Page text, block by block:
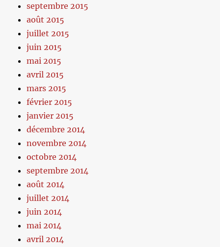
septembre 2015
août 2015
juillet 2015
juin 2015
mai 2015
avril 2015
mars 2015
février 2015
janvier 2015
décembre 2014
novembre 2014
octobre 2014
septembre 2014
août 2014
juillet 2014
juin 2014
mai 2014
avril 2014